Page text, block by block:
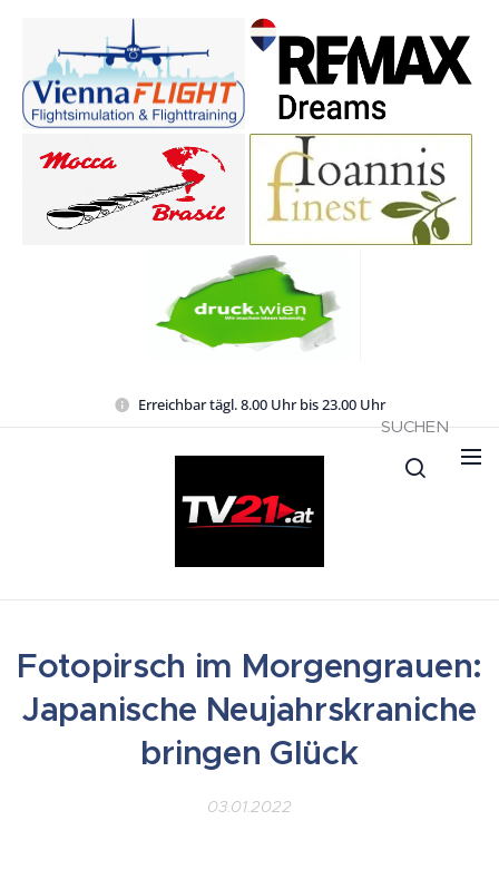
Erreichbar tägl. 8.00 Uhr bis 23.00 Uhr
SUCHEN
Fotopirsch im Morgengrauen:
Japanische Neujahrskraniche
bringen Glück
03.01.2022